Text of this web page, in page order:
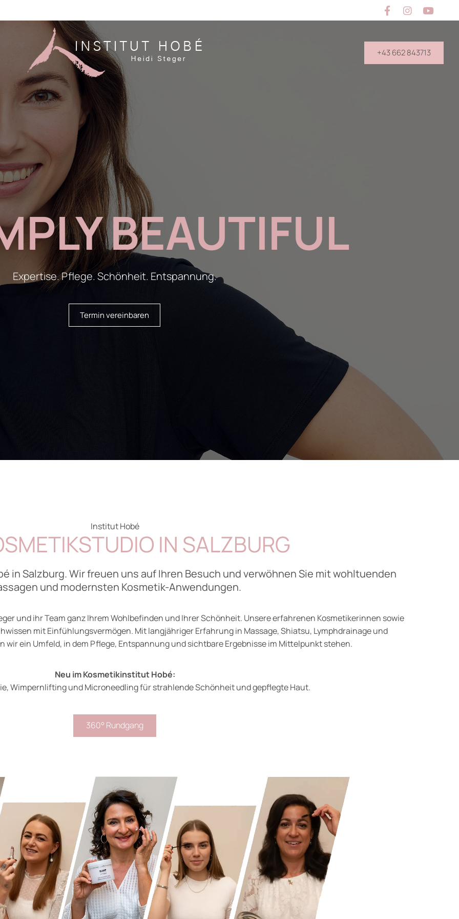
+43 662 843713
BEAUTIFUL
Expertise. Pflege. Schönheit. Entspannung.
Termin vereinbaren
Institut Hobé
IN SALZBURG
in Salzburg. Wir freuen uns auf Ihren Besuch und verwöhnen Sie mit wohltuenden
und modernsten Kosmetik-Anwendungen.
und ihr Team ganz Ihrem Wohlbefinden und Ihrer Schönheit. Unsere erfahrenen Kosmetikerinnen sowie
mit Einfühlungsvermögen. Mit langjähriger Erfahrung in Massage, Shiatsu, Lymphdrainage und
wir ein Umfeld, in dem Pflege, Entspannung und sichtbare Ergebnisse im Mittelpunkt stehen.
Neu im Kosmetikinstitut Hobé:
Wimpernlifting und Microneedling für strahlende Schönheit und gepflegte Haut.
360° Rundgang